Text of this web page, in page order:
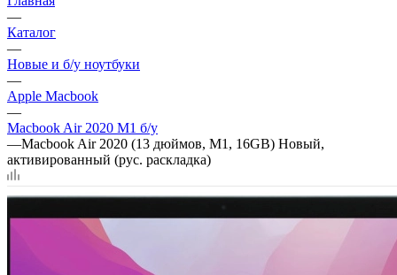
—
Каталог
—
Новые и б/у ноутбуки
—
Apple Macbook
—
Macbook Air 2020 M1 б/у
—Macbook Air 2020 (13 дюймов, M1, 16GB) Новый,
активированный (рус. раскладка)